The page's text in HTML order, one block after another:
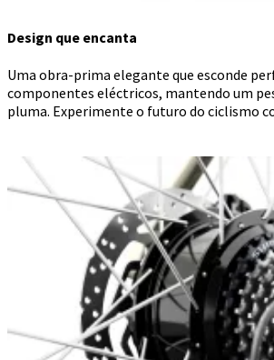
Design que encanta
Uma obra-prima elegante que esconde
componentes eléctricos, mantendo um
pluma. Experimente o futuro do ciclismo